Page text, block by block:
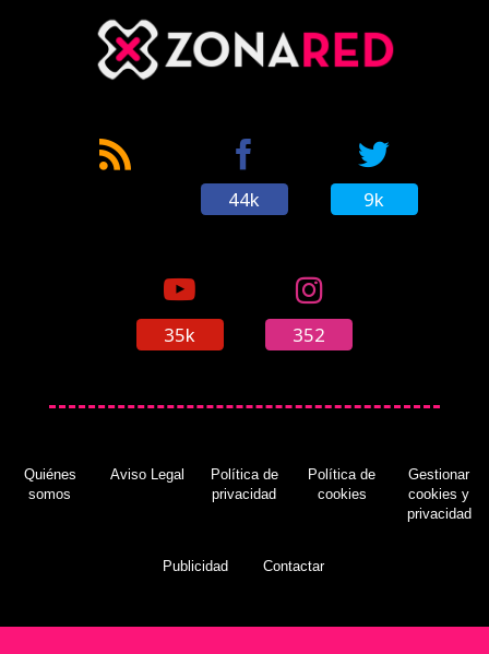
44k 9k
35k 352
Quiénes
somos
Aviso Legal
Política de
privacidad
Política de
cookies
Gestionar
cookies y
privacidad
Publicidad Contactar